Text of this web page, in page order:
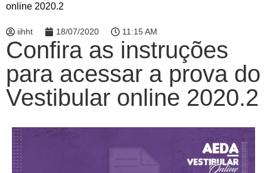
online 2020.2
iihht 18/07/2020 11:15 AM
Confira as instruções
para acessar a prova do
Vestibular online 2020.2